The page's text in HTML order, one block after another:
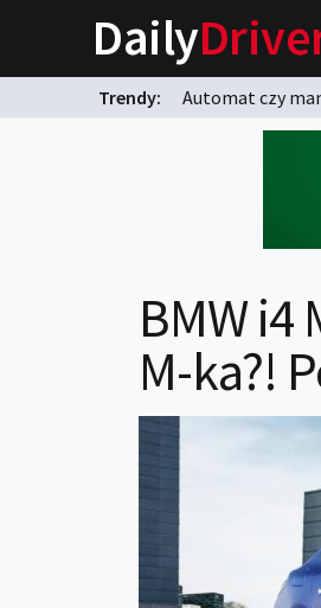
Daily
Trendy: Automat czy
BMW i4
M-ka?!